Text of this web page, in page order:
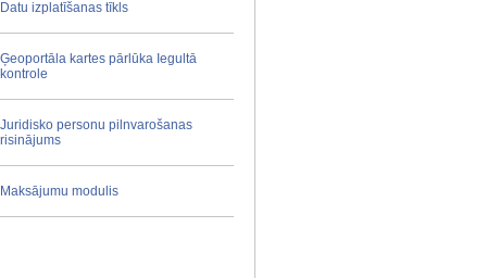
Datu izplatīšanas tīkls
Ģeoportāla kartes pārlūka Iegultā
kontrole
Juridisko personu pilnvarošanas
risinājums
Maksājumu modulis